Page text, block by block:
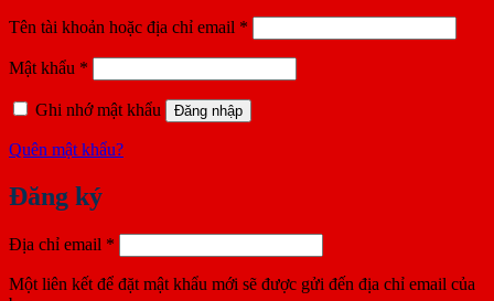
Tên tài khoản hoặc địa chỉ email *
buộc
Mật khẩu *
buộc
Ghi nhớ mật khẩu
Đăng nhập
Quên mật khẩu?
Đăng ký
Địa chỉ email *
buộc
Một liên kết để đặt mật khẩu mới sẽ được gửi đến địa chỉ email của